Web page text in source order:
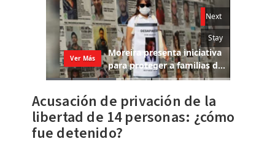
Acusación de privación de la
libertad de 14 personas: ​ ¿cómo
fue detenido?